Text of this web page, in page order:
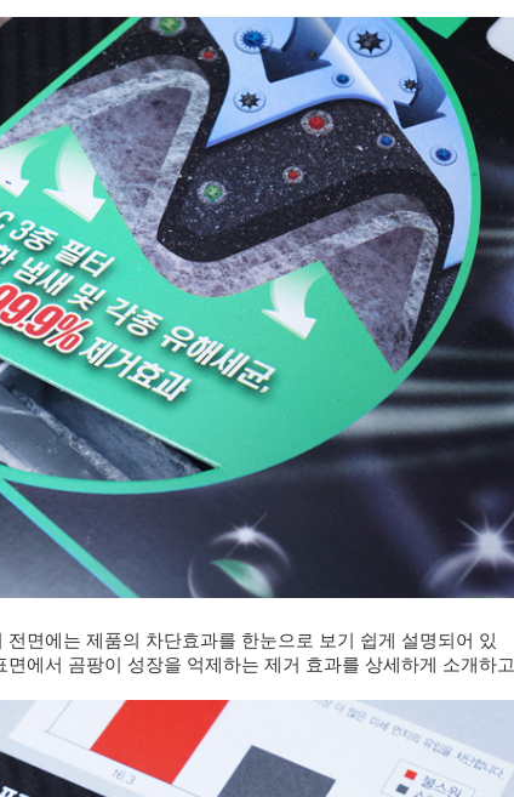
면에는 제품의 차단효과를 한눈으로 보기 쉽게 설명되어 있
에서 곰팡이 성장을 억제하는 제거 효과를 상세하게 소개하고